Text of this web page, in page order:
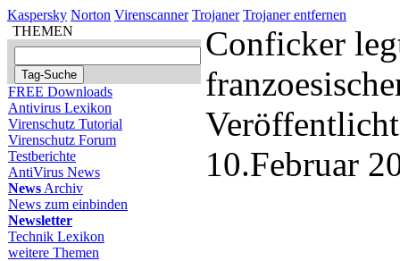
Kaspersky Norton Virenscanner Trojaner Trojaner entfernen
THEMEN
FREE Downloads
Antivirus Lexikon
Virenschutz Tutorial
Virenschutz Forum
Testberichte
AntiVirus News
News Archiv
News zum einbinden
Newsletter
Technik Lexikon
weitere Themen
Conficker
10.Februar